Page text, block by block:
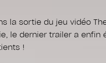
la sortie du jeu vidéo
le dernier trailer a enfin
!